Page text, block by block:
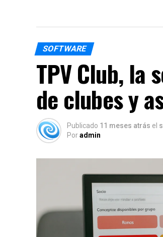
SOFTWARE
TPV Club, la
de clubes y
Publicado 11 meses atrás el
Poradmin